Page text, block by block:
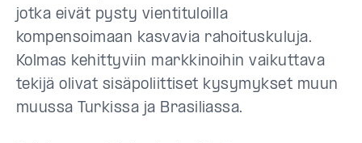
jotka eivät pysty vientituloilla
kompensoimaan kasvavia rahoituskuluja.
Kolmas kehittyviin markkinoihin vaikuttava
tekijä olivat sisäpoliittiset kysymykset muun
muussa Turkissa ja Brasiliassa.